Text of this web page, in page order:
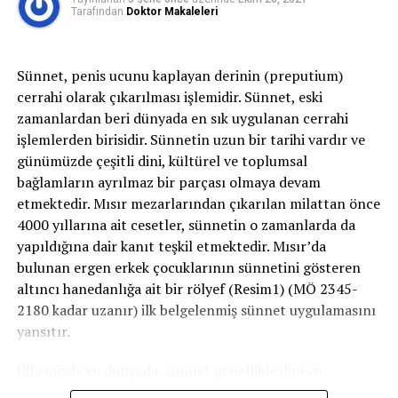
alışkanlığı ile hareketsiz yaşam tarzı oluşturmaktadır.
Sağlıksız beslenme ve hareketsiz yaşam tarzına bağlı
östrojenin koruyucu etkisini ortadan kaldırarak,
kadınlarda taş oluşumuna yatkınlığa neden olmaktadır.
1950’li yıllarda erkeklerde taş hastalığı kadınlardan 7
kat daha fazla görülürken, günümüzde bu oranın 1.5
kata kadar düştüğü tespit edilmektedir.
Taş Hastalığı Olan Kişiler Nasıl Beslenmeli?
İdrar asit-baz dengesini bozan gazlı-gazsız içeceklerden
uzak durulmalıdır. Kalsiyum kaynağı olan süt ve yoğurt,
peynir gibi süt ürünlerinin makul ölçülerde tüketilmelisi
gerekir. Hiç tüketilmemesi de taş oluşum riskini
artırmaktadır. Yüksek oksalat içeren sebze, pancar, soya,
siyah çay, çikolata, kakao, kuru incir, karabiber, fındık,
Tarafından Doktor Makaleleri
Sünnet, penis ucunu kaplayan derinin (preputium)
cerrahi olarak çıkarılması işlemidir. Sünnet, eski
zamanlardan beri dünyada en sık uygulanan cerrahi
işlemlerden birisidir. Sünnetin uzun bir tarihi vardır ve
günümüzde çeşitli dini, kültürel ve toplumsal
bağlamların ayrılmaz bir parçası olmaya devam
etmektedir. Mısır mezarlarından çıkarılan milattan önce
4000 yıllarına ait cesetler, sünnetin o zamanlarda da
yapıldığına dair kanıt teşkil etmektedir. Mısır’da
bulunan ergen erkek çocuklarının sünnetini gösteren
altıncı hanedanlığa ait bir rölyef (Resim1) (MÖ 2345-
2180 kadar uzanır) ilk belgelenmiş sünnet uygulamasını
yansıtır.
geleneksel nedenlerle uygulanır. Ancak bazı tıbbi